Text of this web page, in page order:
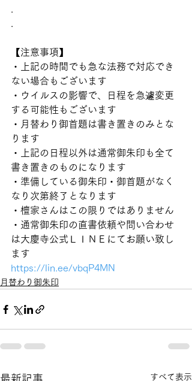
【注意事項】
・上記の時間でも急な法務で対応でき
ない場合もございます
・ウイルスの影響で、日程を急遽変更
する可能性もございます
・月替わり御首題は書き置きのみとな
ります
・上記の日程以外は通常御朱印も全て
書き置きのものになります
・準備している御朱印・御首題がなく
なり次第終了となります
・檀家さんはこの限りではありません
・通常御朱印の直書依頼や問い合わせ
は大慶寺公式ＬＩＮＥにてお願い致し
ます
https://lin.ee/vbqP4MN
月替わり御朱印
最新記事 すべて表示